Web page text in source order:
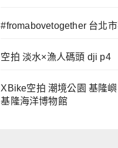
#fromabovetogether 台北
空拍 淡水×漁人碼頭 dji p4
XBike空拍 潮境公園 基隆
基隆海洋博物館